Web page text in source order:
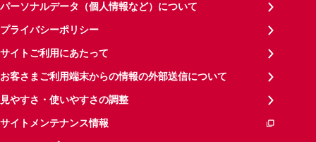
パーソナルデータ（個人情報など）について
プライバシーポリシー
サイトご利用にあたって
お客さまご利用端末からの情報の外部送信について
見やすさ・使いやすさの調整
サイトメンテナンス情報